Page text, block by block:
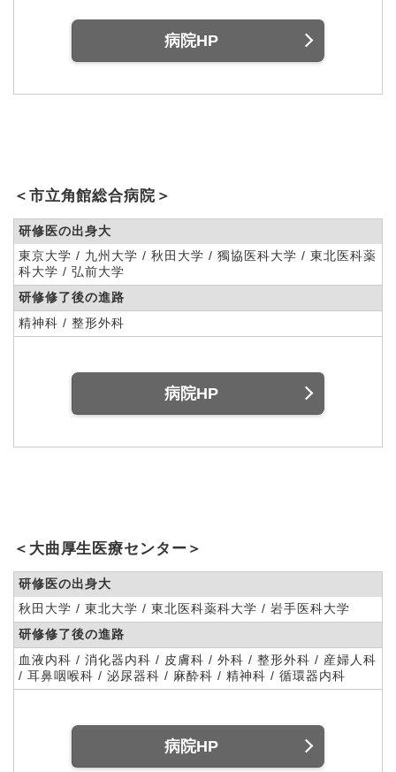
病院HP
＜市立角館総合病院＞
研修医の出身大
東京大学 / 九州大学 / 秋田大学 / 獨協医科大学 / 東北医科薬
科大学 / 弘前大学
研修修了後の進路
精神科 / 整形外科
病院HP
＜大曲厚生医療センター＞
研修医の出身大
秋田大学 / 東北大学 / 東北医科薬科大学 / 岩手医科大学
研修修了後の進路
血液内科 / 消化器内科 / 皮膚科 / 外科 / 整形外科 / 産婦人科
/ 耳鼻咽喉科 / 泌尿器科 / 麻酔科 / 精神科 / 循環器内科
病院HP